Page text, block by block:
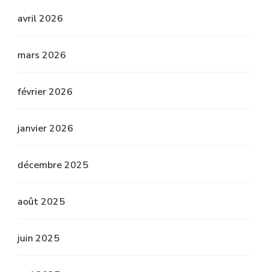
avril 2026
mars 2026
février 2026
janvier 2026
décembre 2025
août 2025
juin 2025